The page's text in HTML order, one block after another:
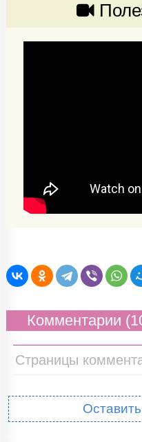
Комментарии
Страницы